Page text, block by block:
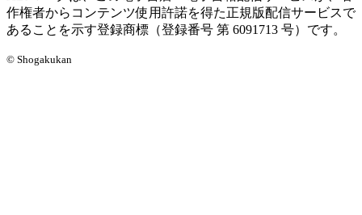
作権者からコンテンツ使用許諾を得た正規版配信サービスで
あることを示す登録商標（登録番号 第 6091713 号）です。
© Shogakukan